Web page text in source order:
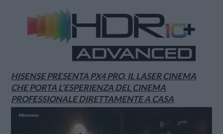
HISENSE PRESENTA PX4 PRO, IL LASER CINEMA
CHE PORTA L’ESPERIENZA DEL CINEMA
PROFESSIONALE DIRETTAMENTE A CASA